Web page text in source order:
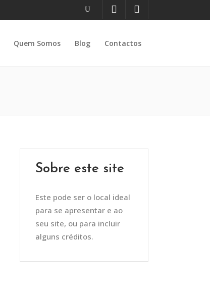
Quem Somos Blog Contactos
Sobre este site
Este pode ser o local ideal
para se apresentar e ao
seu site, ou para incluir
alguns créditos.